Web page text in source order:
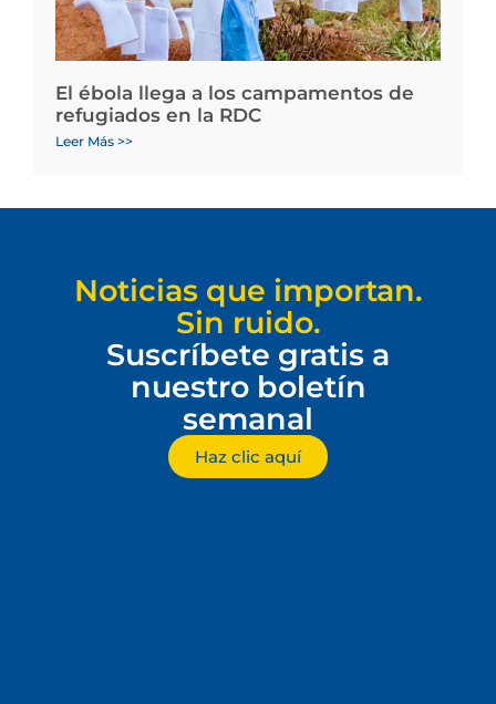
El ébola llega a los campamentos de
refugiados en la RDC
Leer Más >>
Noticias que importan.
Sin ruido.
Suscríbete gratis a
nuestro boletín
semanal
Haz clic aquí